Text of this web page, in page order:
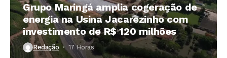
Grupo Maringá amplia cogeração de
energia na Usina Jacarezinho com
investimento de R$ 120 milhões
Redação 17 Horas ⁮